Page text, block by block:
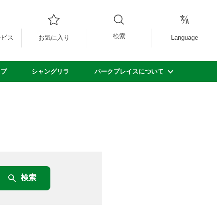
ス お気に入り 検索 Language
シャングリラ パークプレイスについて
検索